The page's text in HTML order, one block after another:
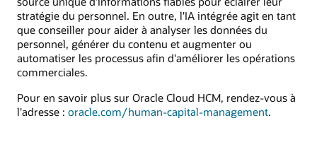
stratégie du personnel. En outre, l'IA intégrée agit en tant
que conseiller pour aider à analyser les données du
personnel, générer du contenu et augmenter ou
automatiser les processus afin d'améliorer les opérations
commerciales.
Pour en savoir plus sur Oracle Cloud HCM, rendez-vous à
l'adresse : oracle.com/human-capital-management.